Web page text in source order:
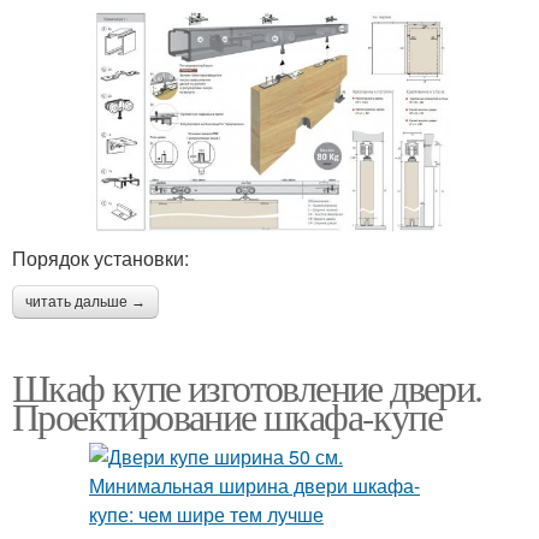
Порядок установки:
читать дальше →
Шкаф купе изготовление двери.
Проектирование шкафа-купе